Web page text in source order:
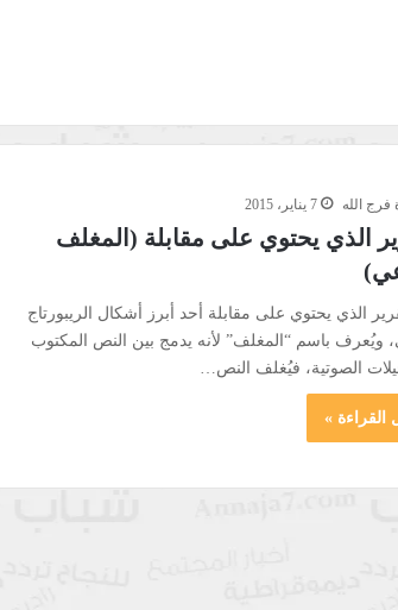
فرج الله 7 يناير، 2015
الذي يحتوي على مقابلة (المغلف
الذي يحتوي على مقابلة أحد أبرز أشكال الريبورتاج
ويُعرف باسم “المغلف” لأنه يدمج بين النص المكتوب
الصوتية، فيُغلف النص…
القراءة »